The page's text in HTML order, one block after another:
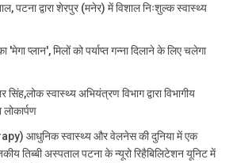
पटना द्वारा शेरपुर (मनेर) में विशाल निःशुल्क स्वास्थ्य
'मेगा प्लान', मिलों को पर्याप्त गन्ना दिलाने के लिए चलेगा
सिंह,लोक स्वास्थ्य अभियंत्रण विभाग द्वारा विभागीय
आधुनिक स्वास्थ्य और वेलनेस की दुनिया में एक
तिब्बी अस्पताल पटना के न्यूरो रिहैबिलिटेशन यूनिट में